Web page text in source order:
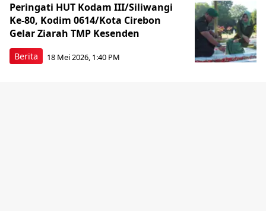
Berita
Peringati HUT Kodam III/Siliwangi
Ke-80, Kodim 0614/Kota Cirebon
Gelar Ziarah TMP Kesenden
18 Mei 2026, 1:40 PM